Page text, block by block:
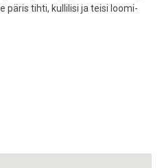
päris tihti, kullilisi ja teisi loomi-